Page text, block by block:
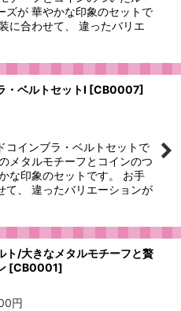
ズが 華やかな印象のセットで
に合わせて、 違ったバリエ
・ベルトセットI [CB0007]
コインブラ・ベルトセットで
メタルモチーフとコインのつ
な印象のセットです。 お手
て、 違ったバリエーションが
ト/大きなメタルモチーフと贅
[CB0001]
円